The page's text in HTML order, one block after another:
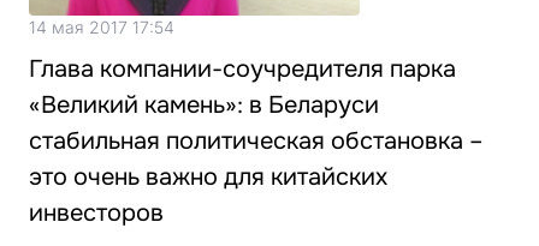
14 мая 2017 17:54
Глава компании-соучредителя парка
«Великий камень»: в Беларуси
стабильная политическая обстановка –
это очень важно для китайских
инвесторов